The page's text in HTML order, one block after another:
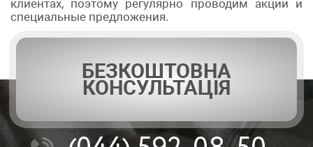
клиентах, поэтому регулярно проводим акции и
специальные предложения.
БЕЗКОШТОВНА
КОНСУЛЬТАЦІЯ